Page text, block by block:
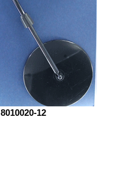
8010020-12